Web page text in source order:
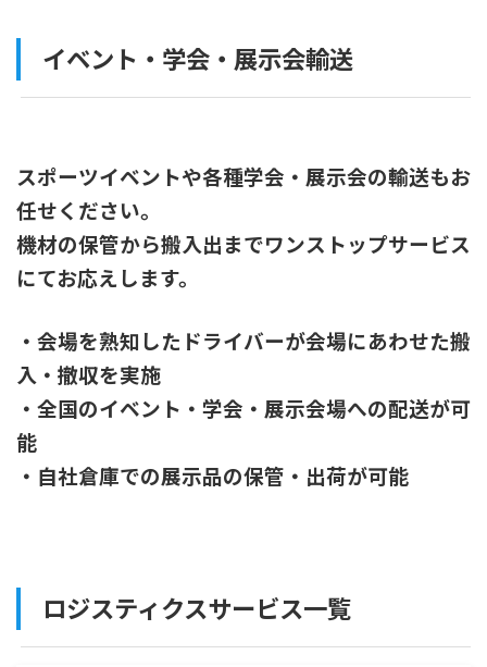
イベント・学会・展示会輸送
スポーツイベントや各種学会・展示会の輸送もお
任せください。
機材の保管から搬入出までワンストップサービス
にてお応えします。
・会場を熟知したドライバーが会場にあわせた搬
入・撤収を実施
・全国のイベント・学会・展示会場への配送が可
能
・自社倉庫での展示品の保管・出荷が可能
ロジスティクスサービス一覧